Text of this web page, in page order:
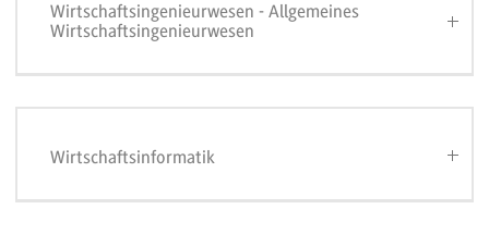
Wirtschaftsingenieurwesen - Allgemeines
Wirtschaftsingenieurwesen
Wirtschaftsinformatik